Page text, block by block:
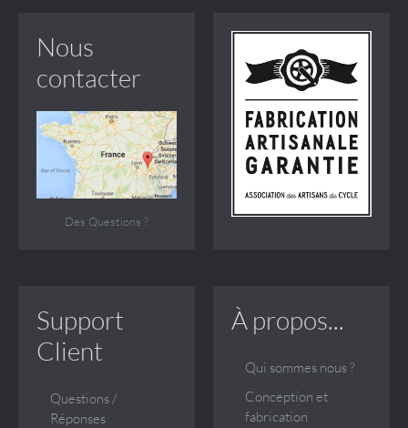
Nous
contacter
Des Questions ?
Support
Client
Questions /
Réponses
À propos...
Qui sommes nous ?
Conception et
fabrication